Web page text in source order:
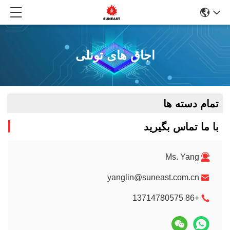
اجاق های تونلی
تمام دسته ها
با ما تماس بگیرید
Ms. Yang
yanglin@suneast.com.cn
+86 13714780575